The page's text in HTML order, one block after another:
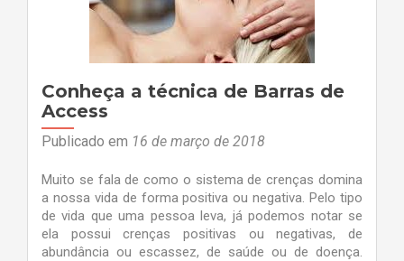
Conheça a técnica de Barras de
Access
Publicado em 16 de março de 2018
Muito se fala de como o sistema de crenças domina
a nossa vida de forma positiva ou negativa. Pelo tipo
de vida que uma pessoa leva, já podemos notar se
ela possui crenças positivas ou negativas, de
abundância ou escassez, de saúde ou de doença.